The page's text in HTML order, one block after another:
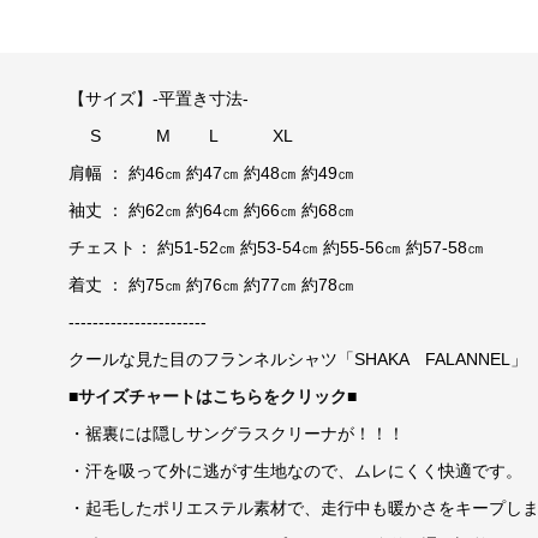
【サイズ】-平置き寸法-
S M L XL
肩幅 ： 約46㎝ 約47㎝ 約48㎝ 約49㎝
袖丈 ： 約62㎝ 約64㎝ 約66㎝ 約68㎝
チェスト： 約51-52㎝ 約53-54㎝ 約55-56㎝ 約57-58㎝
着丈 ： 約75㎝ 約76㎝ 約77㎝ 約78㎝
-----------------------
クールな見た目のフランネルシャツ「SHAKA FALANNEL」
■サイズチャートはこちらをクリック■
・裾裏には隠しサングラスクリーナが！！！
・汗を吸って外に逃がす生地なので、ムレにくく快適です。
・起毛したポリエステル素材で、走行中も暖かさをキープし